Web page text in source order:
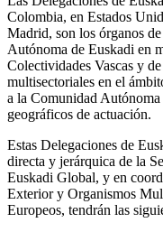
Colombia, en Estados
Madrid, son los órganos
Autónoma de Euskadi en
Colectividades Vascas y
multisectoriales en el
a la Comunidad
geográficos de actuación.
Estas Delegaciones de
directa y jerárquica de la
Euskadi Global, y en
Exterior y Organismos
Europeos, tendrán las